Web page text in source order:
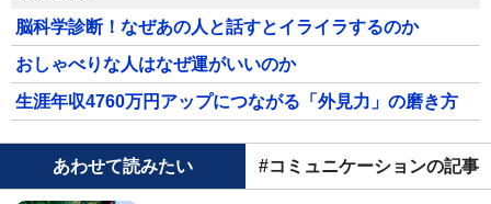
脳科学診断！なぜあの人と話すとイライラするのか
おしゃべりな人はなぜ運がいいのか
生涯年収4760万円アップにつながる「外見力」の磨き方
あわせて読みたい #コミュニケーションの記事